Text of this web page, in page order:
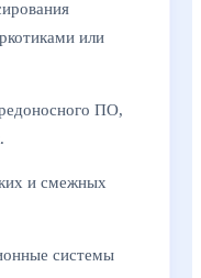
или
ПО,
и смежных
системы